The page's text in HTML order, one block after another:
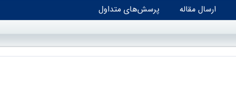
ارسال مقاله پرسش‌های متداول